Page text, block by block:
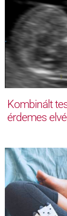
Kombinált
érdemes